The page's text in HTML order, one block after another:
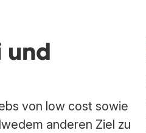
und
von low cost sowie
anderen Ziel zu